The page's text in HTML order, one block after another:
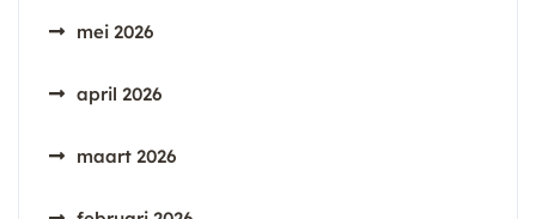
mei 2026
april 2026
maart 2026